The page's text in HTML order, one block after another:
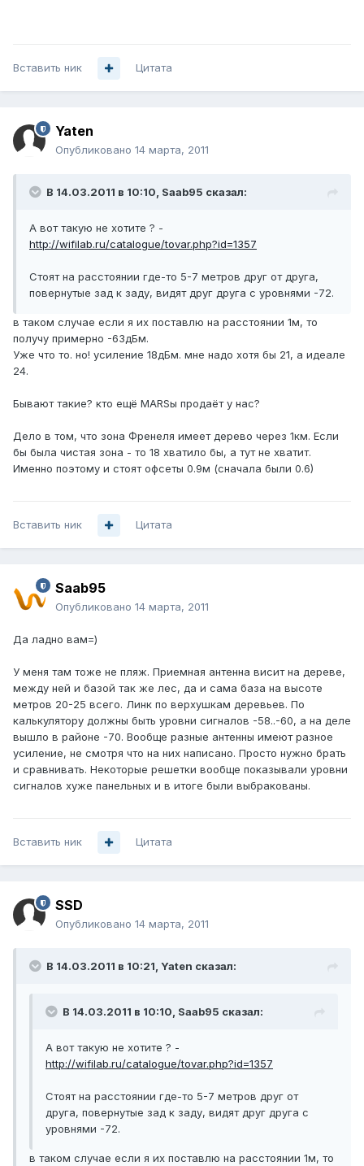
Вставить ник Цитата
Yaten
Опубликовано 14 марта, 2011
В 14.03.2011 в 10:10, Saab95 сказал:
А вот такую не хотите ? -
http://wifilab.ru/catalogue/tovar.php?id=1357
Стоят на расстоянии где-то 5-7 метров друг от друга,
повернутые зад к заду, видят друг друга с уровнями -72.
в таком случае если я их поставлю на расстоянии 1м, то
получу примерно -63дБм.
Уже что то. но! усиление 18дБм. мне надо хотя бы 21, а идеале
24.
Бывают такие? кто ещё MARSы продаёт у нас?
Дело в том, что зона Френеля имеет дерево через 1км. Если
бы была чистая зона - то 18 хватило бы, а тут не хватит.
Именно поэтому и стоят офсеты 0.9м (сначала были 0.6)
Вставить ник Цитата
Saab95
Опубликовано 14 марта, 2011
Да ладно вам=)
У меня там тоже не пляж. Приемная антенна висит на дереве,
между ней и базой так же лес, да и сама база на высоте
метров 20-25 всего. Линк по верхушкам деревьев. По
калькулятору должны быть уровни сигналов -58..-60, а на деле
вышло в районе -70. Вообще разные антенны имеют разное
усиление, не смотря что на них написано. Просто нужно брать
и сравнивать. Некоторые решетки вообще показывали уровни
сигналов хуже панельных и в итоге были выбракованы.
Вставить ник Цитата
SSD
Опубликовано 14 марта, 2011
В 14.03.2011 в 10:21, Yaten сказал:
В 14.03.2011 в 10:10, Saab95 сказал:
А вот такую не хотите ? -
http://wifilab.ru/catalogue/tovar.php?id=1357
Стоят на расстоянии где-то 5-7 метров друг от
друга, повернутые зад к заду, видят друг друга с
уровнями -72.
в таком случае если я их поставлю на расстоянии 1м, то